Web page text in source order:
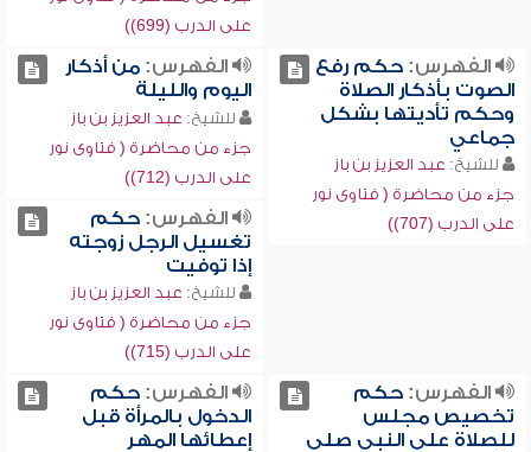
على الدرب (699))
الفهرس:حكم رفع
الصوت بأذكار الصلاة
وحكم تأديتها بشكل
جماعي
للشيخ: عبد العزيز بن باز
جزء من محاضرة ( فتاوى نور
على الدرب (707))
الفهرس:من أذكار
اليوم والليلة
للشيخ: عبد العزيز بن باز
جزء من محاضرة ( فتاوى نور
على الدرب (712))
الفهرس:حكم
تغسيل الرجل زوجته
إذا توفيت
للشيخ: عبد العزيز بن باز
جزء من محاضرة ( فتاوى نور
على الدرب (715))
الفهرس:حكم
تخصيص مجلس
للصلاة على النبي صلى
الفهرس:حكم
الدخول بالمرأة قبل
إعطائها المهر